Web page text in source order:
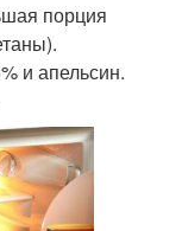
порция
и апельсин.